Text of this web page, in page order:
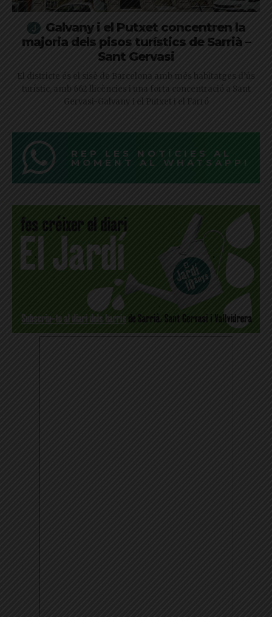
Galvany i el Putxet concentren la
majoria dels pisos turístics de Sarrià –
Sant Gervasi
El districte és el sisè de Barcelona amb més habitatges d’ús
turístic, amb 662 llicències i una forta concentració a Sant
Gervasi-Galvany i el Putxet i el Farró
REP LES NOTÍCIES AL
MOMENT AL WHATSAPP!